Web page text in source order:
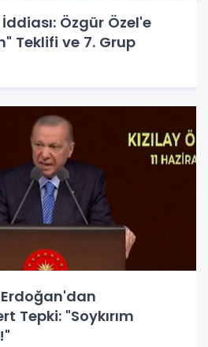
Özgür Özel'e
Teklifi ve 7. Grup
Tepki: "Soykırım